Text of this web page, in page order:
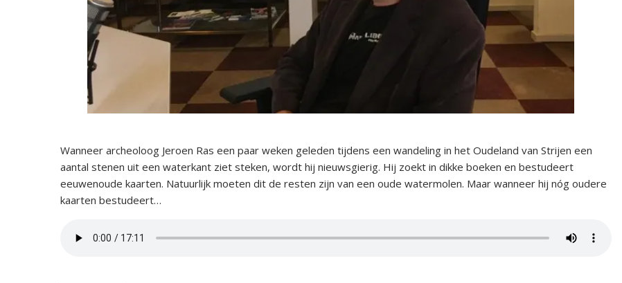
Wanneer archeoloog Jeroen Ras een paar weken geleden tijdens een wandeling in het Oudeland van Strijen een
aantal stenen uit een waterkant ziet steken, wordt hij nieuwsgierig. Hij zoekt in dikke boeken en bestudeert
eeuwenoude kaarten. Natuurlijk moeten dit de resten zijn van een oude watermolen. Maar wanneer hij nóg oudere
kaarten bestudeert…